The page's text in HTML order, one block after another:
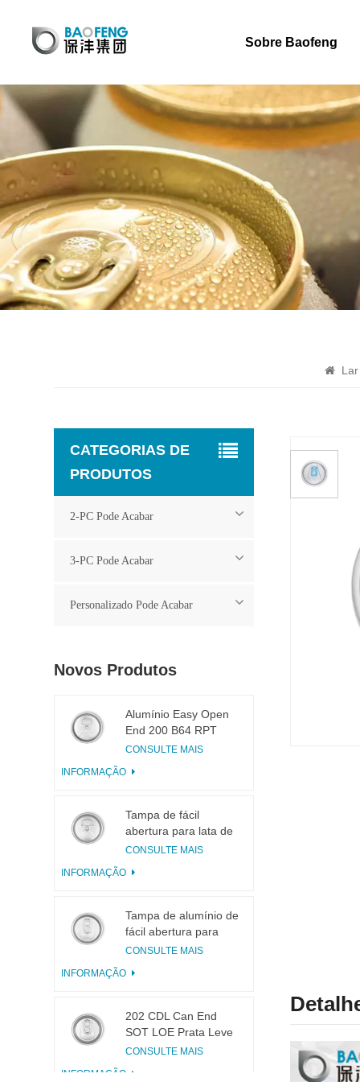
Sobre Baofeng
Lar
CATEGORIAS DE
PRODUTOS
2-PC Pode Acabar
3-PC Pode Acabar
Personalizado Pode Acabar
Novos Produtos
Alumínio Easy Open
End 200 B64 RPT
LOE
CONSULTE MAIS
INFORMAÇÃO
Tampa de fácil
abertura para lata de
bebidas 200 B64 RPT
CONSULTE MAIS
INFORMAÇÃO
Tampa de alumínio de
fácil abertura para
latas 200 B64 SOT
CONSULTE MAIS
INFORMAÇÃO
202 CDL Can End
SOT LOE Prata Leve
EOE
CONSULTE MAIS
INFORMAÇÃO